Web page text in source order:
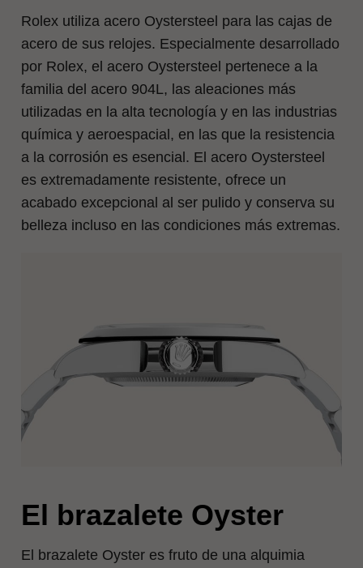
Rolex utiliza acero Oystersteel para las cajas de
acero de sus relojes. Especialmente desarrollado
por Rolex, el acero Oystersteel pertenece a la
familia del acero 904L, las aleaciones más
utilizadas en la alta tecnología y en las industrias
química y aeroespacial, en las que la resistencia
a la corrosión es esencial. El acero Oystersteel
es extremadamente resistente, ofrece un
acabado excepcional al ser pulido y conserva su
belleza incluso en las condiciones más extremas.
El brazalete Oyster
El brazalete Oyster es fruto de una alquimia